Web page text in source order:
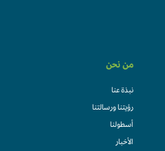
من نحن
نبذة عنا
رؤيتنا ورسالتنا
أسطولنا
الأخبار